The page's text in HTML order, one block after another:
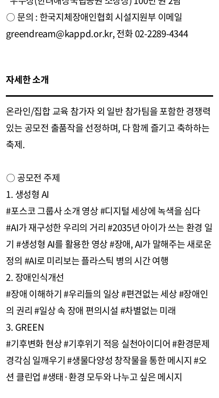
〇 문의 : 한국지체장애인협회 시설지원부 이메일
greendream@kappd.or.kr, 전화 02-2289-4344
자세한 소개
온라인/집합 교육 참가자 외 일반 참가팀을 포함한 경쟁력
있는 공모전 출품작을 선정하며, 다 함께 즐기고 축하하는
축제.
〇 공모전 주제
1. 생성형 AI
#포스코 그룹사 소개 영상 #디지털 세상에 녹색을 심다
#AI가 재구성한 우리의 거리 #2035년 아이가 쓰는 환경 일
기 #생성형 AI를 활용한 영상 #장애, AI가 말해주는 새로운
정의 #AI로 미리보는 플라스틱 병의 시간 여행
2. 장애인식개선
#장애 이해하기 #우리들의 일상 #편견없는 세상 #장애인
의 권리 #일상 속 장애 편의시설 #차별없는 미래
3. GREEN
#기후변화 현상 #기후위기 적응 실천아이디어 #환경문제
경각심 일깨우기 #생물다양성 창작물을 통한 메시지 #오
션 클린업 #생태·환경 모두와 나누고 싶은 메시지